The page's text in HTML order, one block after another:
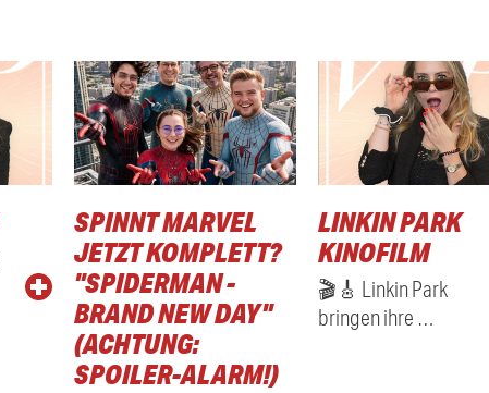
SPINNT MARVEL
JETZT KOMPLETT?
"SPIDERMAN -
BRAND NEW DAY"
(ACHTUNG:
SPOILER-ALARM!)
LINKIN PARK
KINOFILM
🎬🎸 Linkin Park
bringen ihre …